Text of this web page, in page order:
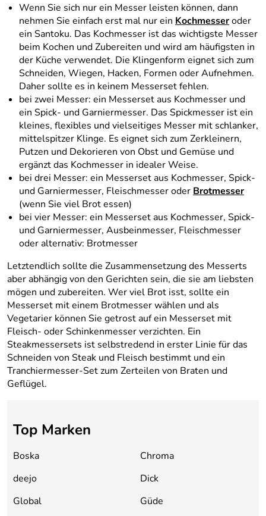
Wenn Sie sich nur ein Messer leisten können, dann
nehmen Sie einfach erst mal nur ein Kochmesseroder
ein Santoku. Das Kochmesser ist das wichtigste Messer
beim Kochen und Zubereiten und wird am häufigsten in
der Küche verwendet. Die Klingenform eignet sich zum
Schneiden, Wiegen, Hacken, Formen oder Aufnehmen.
Daher sollte es in keinem Messerset fehlen.
bei zwei Messer: ein Messerset aus Kochmesser und
ein Spick- und Garniermesser. Das Spickmesser ist ein
kleines, flexibles und vielseitiges Messer mit schlanker,
mittelspitzer Klinge. Es eignet sich zum Zerkleinern,
Putzen und Dekorieren von Obst und Gemüse und
ergänzt das Kochmesser in idealer Weise.
bei drei Messer: ein Messerset aus Kochmesser, Spick-
und Garniermesser, Fleischmesser oder Brotmesser
(wenn Sie viel Brot essen)
bei vier Messer: ein Messerset aus Kochmesser, Spick-
und Garniermesser, Ausbeinmesser, Fleischmesser
oder alternativ: Brotmesser
Letztendlich sollte die Zusammensetzung des Messerts
aber abhängig von den Gerichten sein, die sie am liebsten
mögen und zubereiten. Wer viel Brot isst, sollte ein
Messerset mit einem Brotmesser wählen und als
Vegetarier können Sie getrost auf ein Messerset mit
Fleisch- oder Schinkenmesser verzichten. Ein
Steakmessersets ist selbstredend in erster Linie für das
Schneiden von Steak und Fleisch bestimmt und ein
Tranchiermesser-Set zum Zerteilen von Braten und
Geflügel.
Top Marken
Boska
Chroma
deejo
Dick
Global
Güde